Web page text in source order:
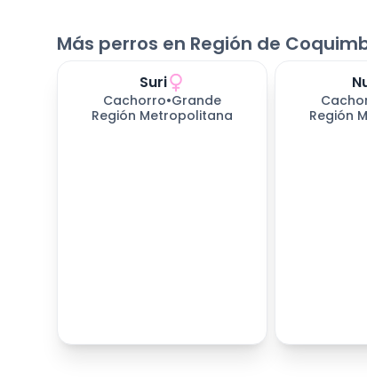
Más perros en Región de
Suri
Cachorro•Grande
Región Metropolitana
Región